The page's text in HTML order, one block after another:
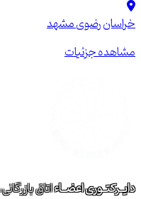
خراسان رضویمشهد
مشاهده جزئیات
دایــرکتــوری اعضــاءاتاق